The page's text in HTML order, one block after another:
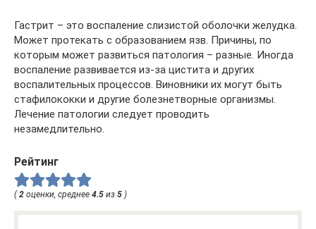
Гастрит – это воспаление слизистой оболочки желудка.
Может протекать с образованием язв. Причины, по
которым может развиться патология – разные. Иногда
воспаление развивается из-за цистита и других
воспалительных процессов. Виновники их могут быть
стафилококки и другие болезнетворные организмы.
Лечение патологии следует проводить
незамедлительно.
Рейтинг
( 2 оценки, среднее 4.5 из 5 )